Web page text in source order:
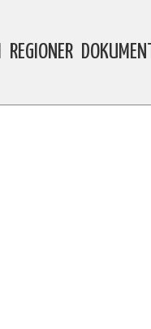
REGIONER DOKUMENT